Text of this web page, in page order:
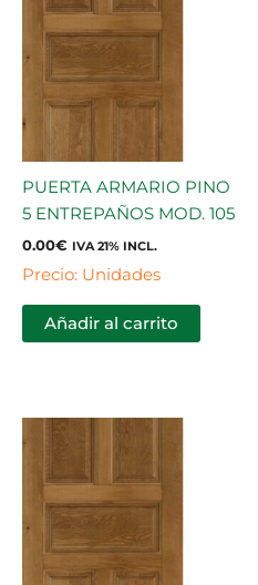
PUERTA ARMARIO PINO
5 ENTREPAÑOS MOD. 105
0.00€ IVA 21% INCL.
Precio: Unidades
Añadir al carrito